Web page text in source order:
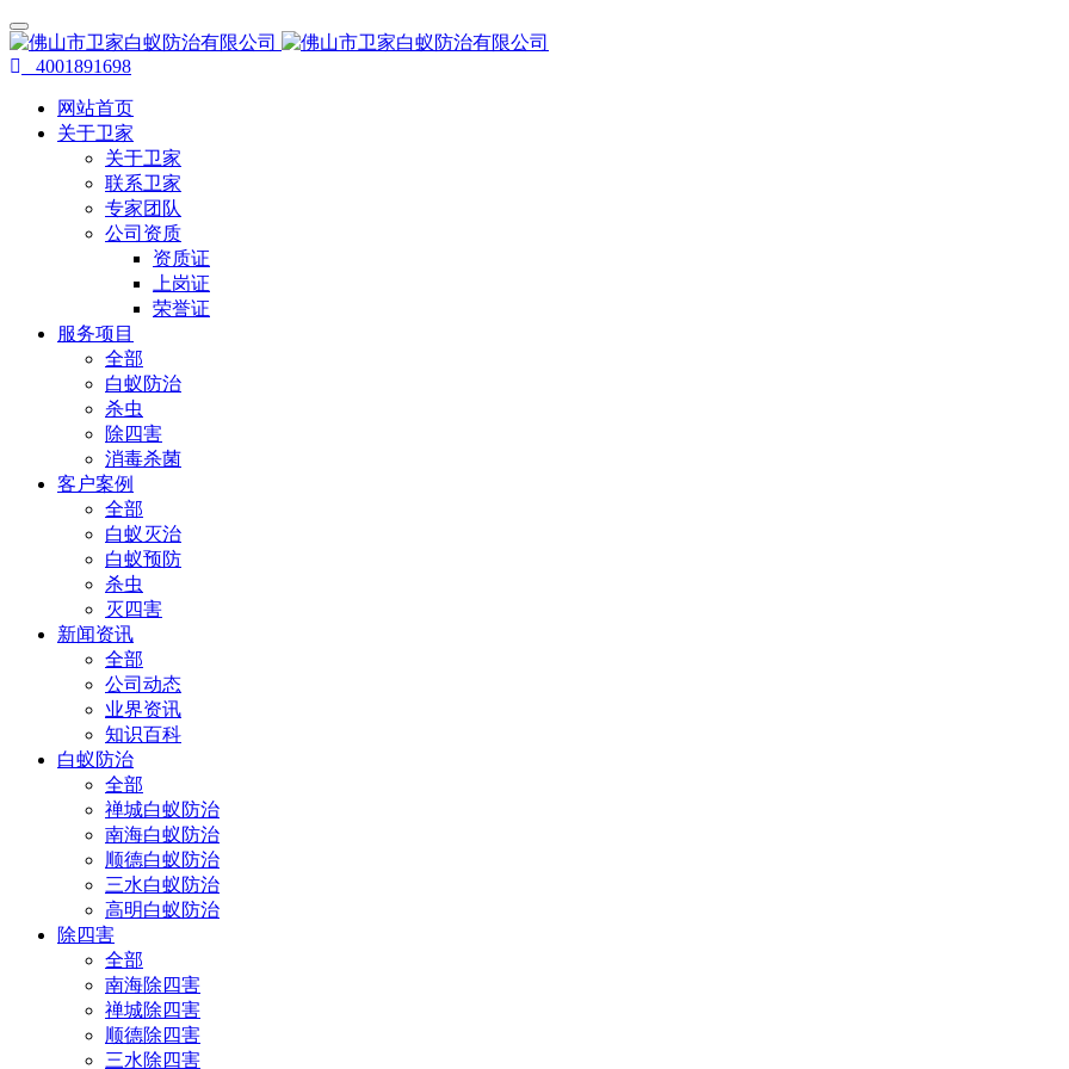
4001891698
网站首页
关于卫家
关于卫家
联系卫家
专家团队
公司资质
资质证
上岗证
荣誉证
服务项目
全部
白蚁防治
杀虫
除四害
消毒杀菌
客户案例
全部
白蚁灭治
白蚁预防
杀虫
灭四害
新闻资讯
全部
公司动态
业界资讯
知识百科
白蚁防治
全部
禅城白蚁防治
南海白蚁防治
顺德白蚁防治
三水白蚁防治
高明白蚁防治
除四害
全部
南海除四害
禅城除四害
顺德除四害
三水除四害